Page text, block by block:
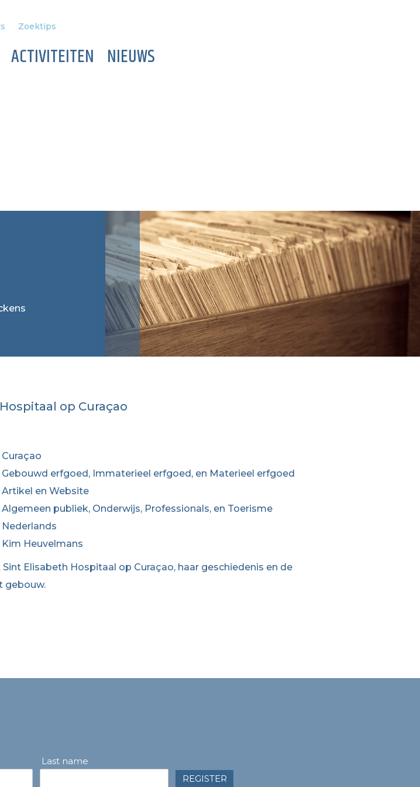
Zoektips
ACTIVITEITEN NIEUWS
op Curaçao
Curaçao
Gebouwd erfgoed, Immaterieel erfgoed, en Materieel erfgoed
Artikel en Website
Algemeen publiek, Onderwijs, Professionals, en Toerisme
Nederlands
Kim Heuvelmans
Elisabeth Hospitaal op Curaçao, haar geschiedenis en de
gebouw.
Last name
REGISTER